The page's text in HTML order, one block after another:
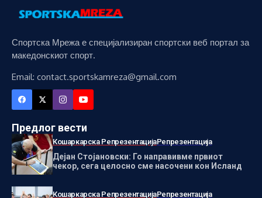
Спортска Мрежа е специјализиран спортски веб портал за
македонскиот спорт.
Email: contact.sportskamreza@gmail.com
Предлог вести
Кошаркарска РепрезентацијаРепрезентација
Дејан Стојановски: Го направивме првиот
чекор, сега целосно сме насочени кон Исланд
Кошаркарска РепрезентацијаРепрезентација